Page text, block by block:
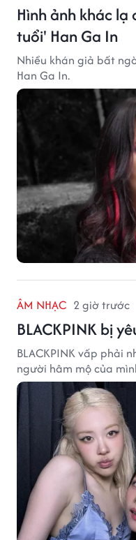
Hình ảnh khác
tuổi' Han Ga In
Nhiều khán giả bất
Han Ga In.
ÂM NHẠC 2 giờ trước
BLACKPINK bị
BLACKPINK vấp phải
người hâm mộ của